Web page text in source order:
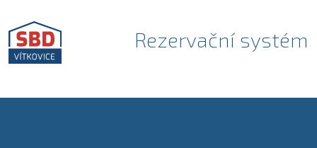
Rezervační systém